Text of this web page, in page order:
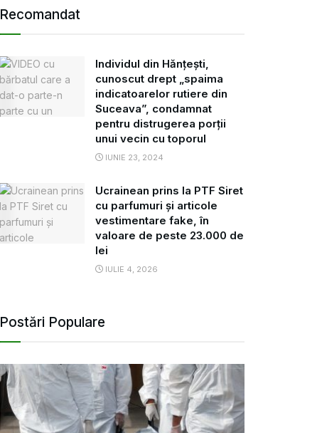
Recomandat
Individul din Hănțești,
cunoscut drept „spaima
indicatoarelor rutiere din
Suceava”, condamnat
pentru distrugerea porții
unui vecin cu toporul
IUNIE 23, 2024
Ucrainean prins la PTF Siret
cu parfumuri și articole
vestimentare fake, în
valoare de peste 23.000 de
lei
IULIE 4, 2026
Postări Populare